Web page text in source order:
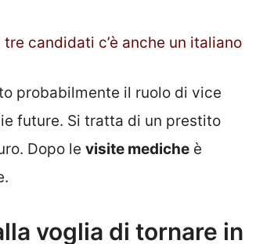
candidati c’è anche un italiano
probabilmente il ruolo di vice
future. Si tratta di un prestito
Dopo le visite mediche è
voglia di tornare in